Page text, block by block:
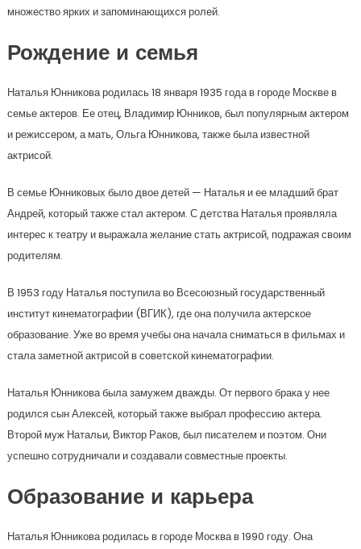
множество ярких и запоминающихся ролей.
Рождение и семья
Наталья Юнникова родилась 18 января 1935 года в городе Москве в
семье актеров. Ее отец, Владимир Юнников, был популярным актером
и режиссером, а мать, Ольга Юнникова, также была известной
актрисой.
В семье Юнниковых было двое детей — Наталья и ее младший брат
Андрей, который также стал актером. С детства Наталья проявляла
интерес к театру и выражала желание стать актрисой, подражая своим
родителям.
В 1953 году Наталья поступила во Всесоюзный государственный
институт кинематографии (ВГИК), где она получила актерское
образование. Уже во время учебы она начала сниматься в фильмах и
стала заметной актрисой в советской кинематографии.
Наталья Юнникова была замужем дважды. От первого брака у нее
родился сын Алексей, который также выбрал профессию актера.
Второй муж Натальи, Виктор Раков, был писателем и поэтом. Они
успешно сотрудничали и создавали совместные проекты.
Образование и карьера
Наталья Юнникова родилась в городе Москва в 1990 году. Она